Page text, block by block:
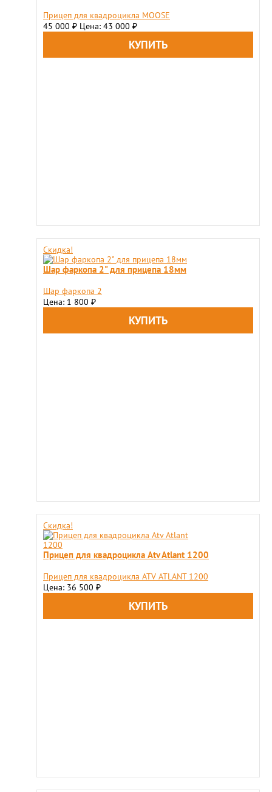
Прицеп для квадроцикла MOOSE
45 000 ₽ Цена: 43 000 ₽
Скидка!
Шар фаркопа 2" для прицепа 18мм
Шар фаркопа 2
Цена: 1 800 ₽
Скидка!
Прицеп для квадроцикла Atv Atlant 1200
Прицеп для квадроцикла ATV ATLANT 1200
Цена: 36 500 ₽